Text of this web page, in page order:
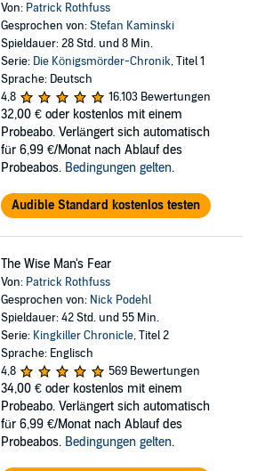
Von: Patrick Rothfuss
Gesprochen von:Stefan Kaminski
Spieldauer: 28 Std. und 8 Min.
Serie: Die Königsmörder-Chronik, Titel 1
Sprache: Deutsch
4,8
16.103 Bewertungen
32,00 € oder kostenlos mit einem
Probeabo. Verlängert sich automatisch
für 6,99 €/Monat nach Ablauf des
Probeabos. Bedingungen gelten.
Audible Standard kostenlos testen
The Wise Man's Fear
Von: Patrick Rothfuss
Gesprochen von: Nick Podehl
Spieldauer: 42 Std. und 55 Min.
Serie: Kingkiller Chronicle, Titel 2
Sprache: Englisch
4,8
569 Bewertungen
34,00 € oder kostenlos mit einem
Probeabo. Verlängert sich automatisch
für 6,99 €/Monat nach Ablauf des
Probeabos. Bedingungen gelten.